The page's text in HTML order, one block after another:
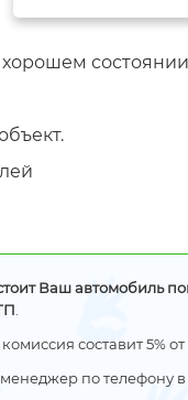
Ваш автомобиль
составит 5%
по телефону